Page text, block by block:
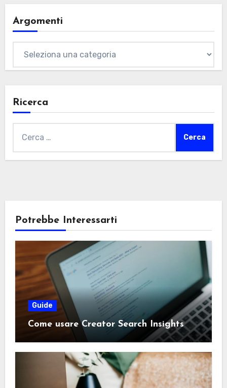
Argomenti
Ricerca
per:
Potrebbe Interessarti
Guide
Come usare Creator Search Insights